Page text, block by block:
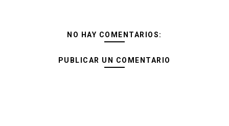
NO HAY COMENTARIOS:
PUBLICAR UN COMENTARIO